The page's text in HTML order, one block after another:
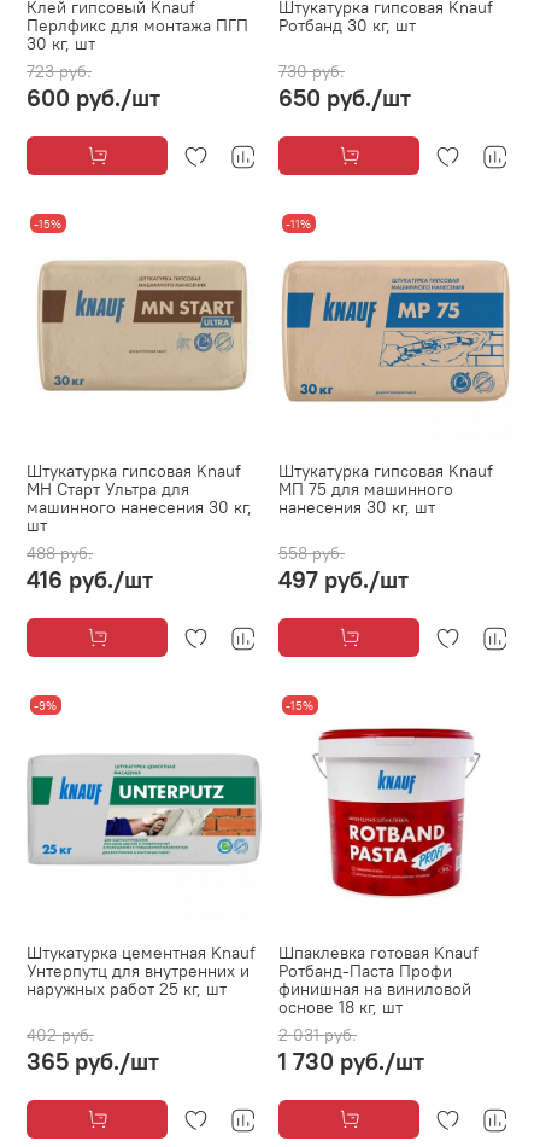
Клей гипсовый Knauf
Перлфикс для монтажа ПГП
30 кг, шт
723 руб.
600 руб./шт
Штукатурка гипсовая Knauf
Ротбанд 30 кг, шт
730 руб.
650 руб./шт
-15%
Штукатурка гипсовая Knauf
МН Старт Ультра для
машинного нанесения 30 кг,
шт
488 руб.
416 руб./шт
-11%
Штукатурка гипсовая Knauf
МП 75 для машинного
нанесения 30 кг, шт
558 руб.
497 руб./шт
-9%
Штукатурка цементная Knauf
Унтерпутц для внутренних и
наружных работ 25 кг, шт
402 руб.
365 руб./шт
-15%
Шпаклевка готовая Knauf
Ротбанд-Паста Профи
финишная на виниловой
основе 18 кг, шт
2 031 руб.
1 730 руб./шт